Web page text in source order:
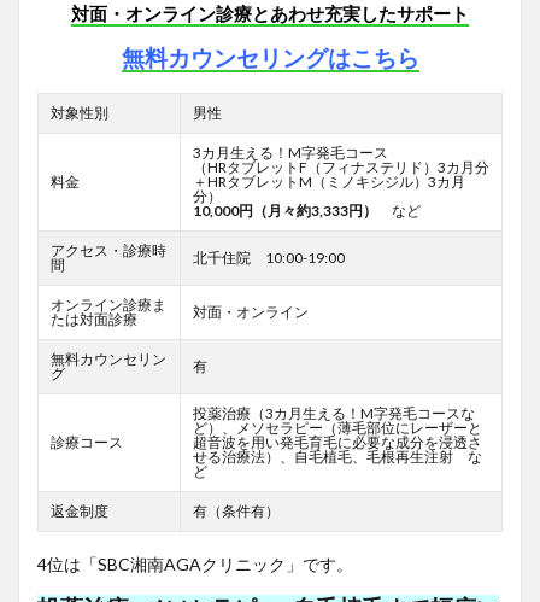
対面・オンライン診療とあわせ充実したサポート
無料カウンセリングはこちら
対象性別 男性
料金
3カ月生える！M字発毛コース
（HRタブレットF （フィナステリド）3カ月分
＋HRタブレットM（ミノキシジル）3カ月
分）
10,000円（月々約3,333円） など
アクセス・診療時
間
北千住院 10:00-19:00
オンライン診療ま
たは対面診療
対面・オンライン
無料カウンセリン
グ
有
診療コース
投薬治療（3カ月生える！M字発毛コースな
ど）、メソセラピー（薄毛部位にレーザーと
超音波を用い発毛育毛に必要な成分を浸透さ
せる治療法）、自毛植毛、毛根再生注射 な
ど
返金制度 有（条件有）
4位は「SBC湘南AGAクリニック」です。